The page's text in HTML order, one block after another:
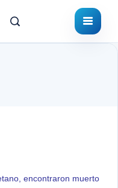
encontraron muerto